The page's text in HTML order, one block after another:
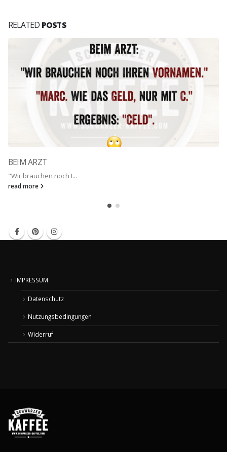
RELATED POSTS
BEIM ARZT
"Wir brauchen noch I...
read more
IMPRESSUM
Datenschutz
Nutzungsbedingungen
Widerruf